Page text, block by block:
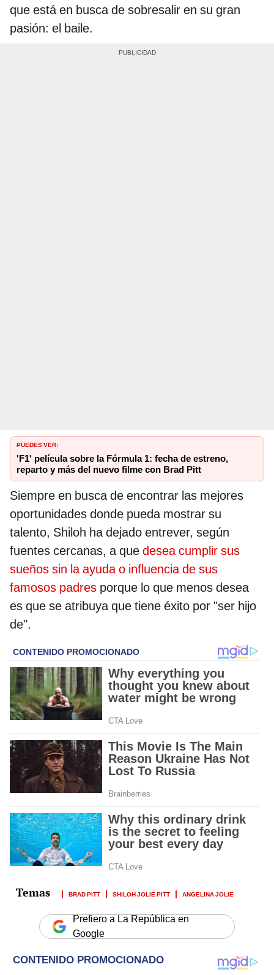
que está en busca de sobresalir en su gran
pasión: el baile.
PUEDES VER:
'F1' película sobre la Fórmula 1: fecha de estreno,
reparto y más del nuevo filme con Brad Pitt
Siempre en busca de encontrar las mejores
oportunidades donde pueda mostrar su
talento, Shiloh ha dejado entrever, según
fuentes cercanas, a que desea cumplir sus
sueños sin la ayuda o influencia de sus
famosos padres porque lo que menos desea
es que se atribuya que tiene éxito por "ser hijo
de".
BRAD PITT SHILOH JOLIE PITT ANGELINA JOLIE
Prefiero a La República en
Google